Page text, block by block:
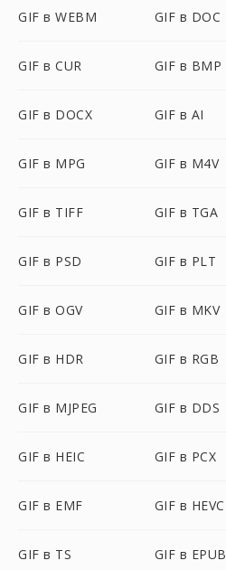
GIF в WEBM GIF в DOC
GIF в CUR GIF в BMP
GIF в DOCX GIF в AI
GIF в MPG GIF в M4V
GIF в TIFF GIF в TGA
GIF в PSD GIF в PLT
GIF в OGV GIF в MKV
GIF в HDR GIF в RGB
GIF в MJPEG GIF в DDS
GIF в HEIC GIF в PCX
GIF в EMF GIF в HEVC
GIF в TS GIF в EPUB